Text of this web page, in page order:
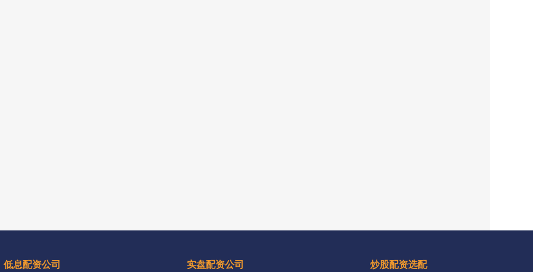
低息配资公司 实盘配资公司 炒股配资选配